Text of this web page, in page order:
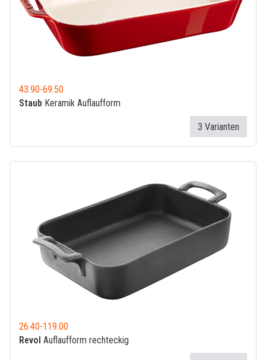
43.90-69.50
Staub Keramik Auflaufform
3 Varianten
26.40-119.00
Revol Auflaufform rechteckig